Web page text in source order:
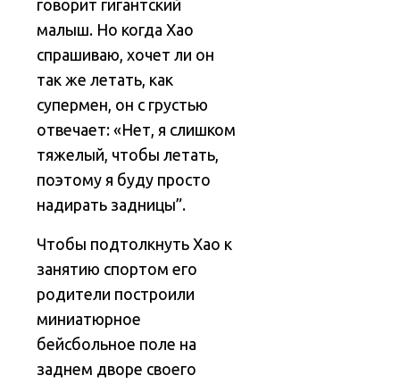
говорит гигантский
малыш. Но когда Хао
спрашиваю, хочет ли он
так же летать, как
супермен, он с грустью
отвечает: «Нет, я слишком
тяжелый, чтобы летать,
поэтому я буду просто
надирать задницы”.
Чтобы подтолкнуть Хао к
занятию спортом его
родители построили
миниатюрное
бейсбольное поле на
заднем дворе своего